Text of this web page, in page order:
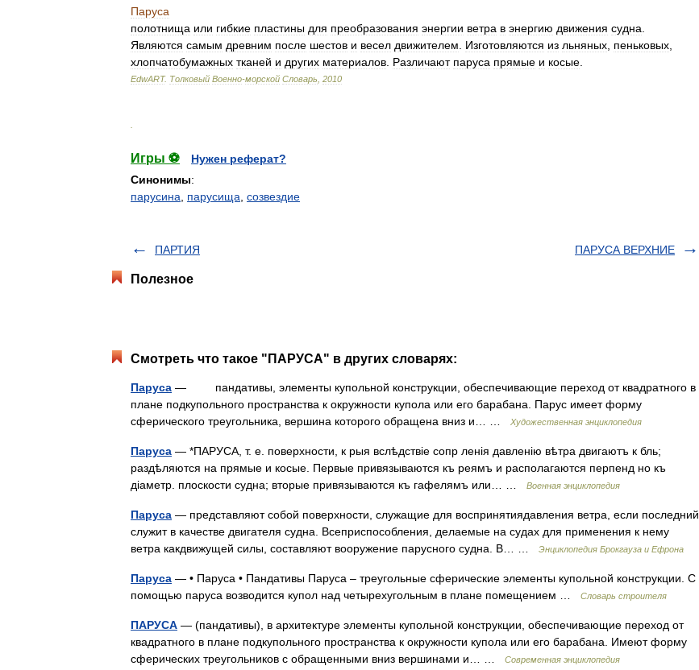
Паруса
полотнища или гибкие пластины для преобразования энергии ветра в энергию движения судна
Являются самым древним после шестов и весел движителем Изготовляются из льняных пеньковых
хлопчатобумажных тканей и других материалов Различают паруса прямые и косые
EdwART. Толковый Военно-морской Словарь 2010
Игры ⚽
Нужен реферат?
Синонимы:
парусина
парусища созвездие
ПАРТИЯ ПАРУСА ВЕРХНИЕ
Полезное
Смотреть что такое "ПАРУСА" в других словарях:
Паруса — пандативы, элементы купольной конструкции, обеспечивающие переход от квадратного в
плане подкупольного пространства к окружности купола или его барабана. Парус имеет форму
сферического треугольника, вершина которого обращена вниз и… …
Художественная энциклопедия
Паруса — *ПАРУСА, т. е. поверхности, к рыя вслѣдствіе сопр ленія давленію вѣтра двигаютъ к бль;
раздѣляются на прямые и косые. Первые привязываются къ реямъ и располагаются перпенд но къ
діаметр. плоскости судна; вторые привязываются къ гафелямъ или… …
Военная энциклопедия
Паруса — представляют собой поверхности, служащие для воспринятиядавления ветра, если последний
служит в качестве двигателя судна. Всеприспособления, делаемые на судах для применения к нему
ветра какдвижущей силы, составляют вооружение парусного судна. В… …
Энциклопедия Брокгауза и Ефрона
Паруса — • Паруса • Пандативы Паруса – треугольные сферические элементы купольной конструкции. С
помощью паруса возводится купол над четырехугольным в плане помещением …
Словарь строителя
ПАРУСА — (пандативы), в архитектуре элементы купольной конструкции, обеспечивающие переход от
квадратного в плане подкупольного пространства к окружности купола или его барабана. Имеют форму
сферических треугольников с обращенными вниз вершинами и… …
Современная энциклопедия